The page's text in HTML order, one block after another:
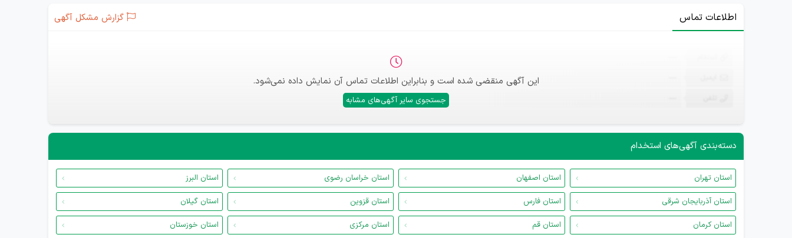
اطلاعات تماس گزارش مشکل آگهی
این آگهی منقضی شده است و بنابراین اطلاعات تماس آن نمایش داده نمی‌شود.
جستجوی سایر آگهی‌های مشابه
دسته‌بندی آگهی‌های استخدام
استان تهران استان اصفهان استان خراسان رضوی
استان البرز
استان آذربایجان شرقی
استان فارس استان قزوین
استان گیلان
استان کرمان
استان قم استان مرکزی
استان خوزستان